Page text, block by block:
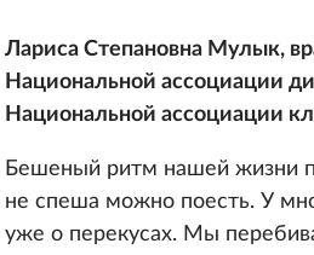
Лариса Степановна Мулык,
Национальной ассоциации
Национальной ассоциации
Бешеный ритм нашей жизни
не спеша можно поесть. У
уже о перекусах. Мы